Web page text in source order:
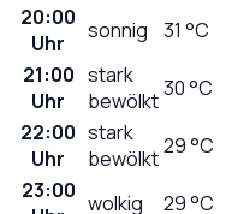
20:00
Uhr
sonnig 31 °C
21:00
Uhr
stark
bewölkt30°C
22:00
Uhr
stark
bewölkt29°C
23:00 wolkig 29°C